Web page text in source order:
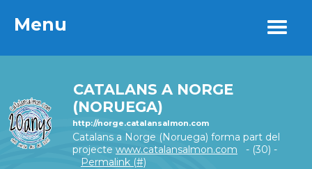
Menu
CATALANS A NORGE
(NORUEGA)
http://norge.catalansalmon.com
Catalans a Norge (Noruega) forma part del
projecte www.catalansalmon.com - (30) -
Permalink (#)
Menu